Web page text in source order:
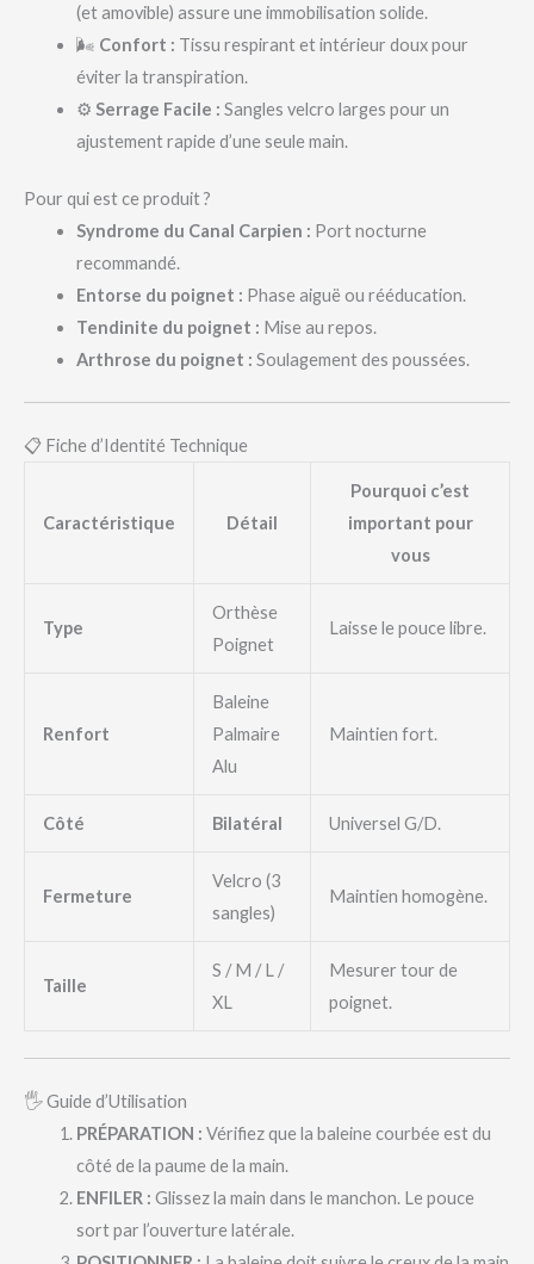
(et amovible) assure une immobilisation solide.
🌬️ Confort : Tissu respirant et intérieur doux pour
éviter la transpiration.
⚙️ Serrage Facile : Sangles velcro larges pour un
ajustement rapide d’une seule main.
Pour qui est ce produit ?
Syndrome du Canal Carpien : Port nocturne
recommandé.
Entorse du poignet : Phase aiguë ou rééducation.
Tendinite du poignet : Mise au repos.
Arthrose du poignet : Soulagement des poussées.
📋 Fiche d’Identité Technique
Caractéristique Détail
Pourquoi c’est
important pour
vous
Type
Orthèse
Poignet
Laisse le pouce libre.
Renfort
Baleine
Palmaire
Alu
Maintien fort.
Côté Bilatéral Universel G/D.
Fermeture
Velcro (3
sangles)
Maintien homogène.
Taille
S / M / L /
XL
Mesurer tour de
poignet.
🖐️ Guide d’Utilisation
PRÉPARATION : Vérifiez que la baleine courbée est du
côté de la paume de la main.
ENFILER : Glissez la main dans le manchon. Le pouce
sort par l’ouverture latérale.